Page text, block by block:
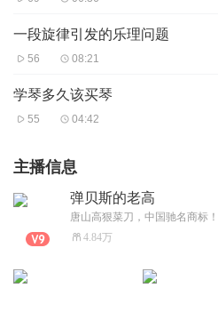
一段旋律引发的乐理问题
56 08:21
学琴多久该买琴
55 04:42
主播信息
弹贝斯的老高
唐山高狠菜刀，中国驰名商标！
4.84万